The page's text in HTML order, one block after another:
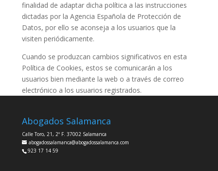
finalidad de adaptar dicha política a las instrucciones
dictadas por la Agencia Española de Protección de
Datos, por ello se aconseja a los usuarios que la
visiten periódicamente.
Cuando se produzcan cambios significativos en esta
Política de Cookies, estos se comunicarán a los
usuarios bien mediante la web o a través de correo
electrónico a los usuarios registrados.
Abogados Salamanca
Calle Toro, 21, 2º F. 37002 Salamanca
abogadossalamanca@abogadossalamanca.com
923 17 14 59